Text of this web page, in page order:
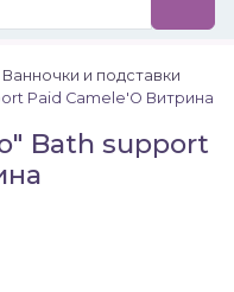
Ванночки и подставки
Paid Camele'O Витрина
Bath support